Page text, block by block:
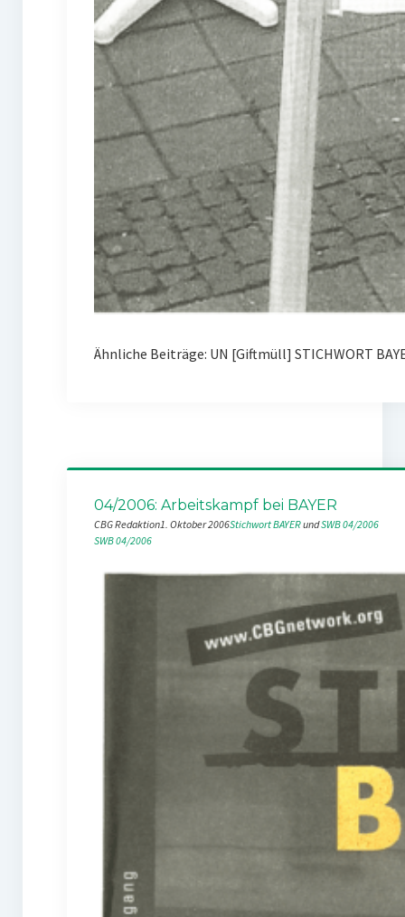
Ähnliche Beiträge: UN [Giftmüll] STICHWORT
04/2006: Arbeitskampf bei BAYER
CBG Redaktion1. Oktober 2006Stichwort BAYER und SWB 04/2006
SWB 04/2006